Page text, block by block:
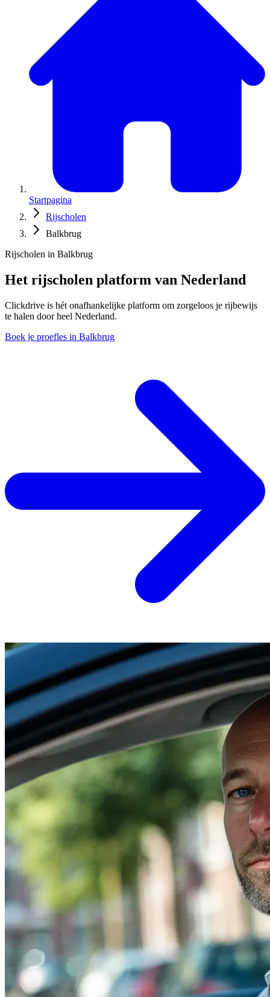
Startpagina
Rijscholen
Balkbrug
Rijscholen in Balkbrug
Het rijscholen platform van Nederland
Clickdrive is hét onafhankelijke platform om zorgeloos je rijbewijs
te halen door heel Nederland.
Boek je proefles in Balkbrug